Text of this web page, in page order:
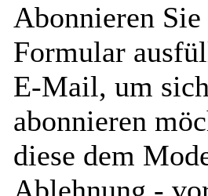
Abonnieren
Formular
E-Mail, um
abonnieren
diese dem